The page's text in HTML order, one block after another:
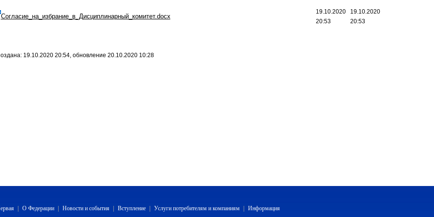
Согласие_на_избрание_в_Дисциплинарный_комитет.docx
19.10.2020
20:53
19.10.2020
20:53
19.10.2020 20:54, обновление 20.10.2020 10:28
О Федерации Новости и события Вступление Услуги потребителям и компаниям Информация